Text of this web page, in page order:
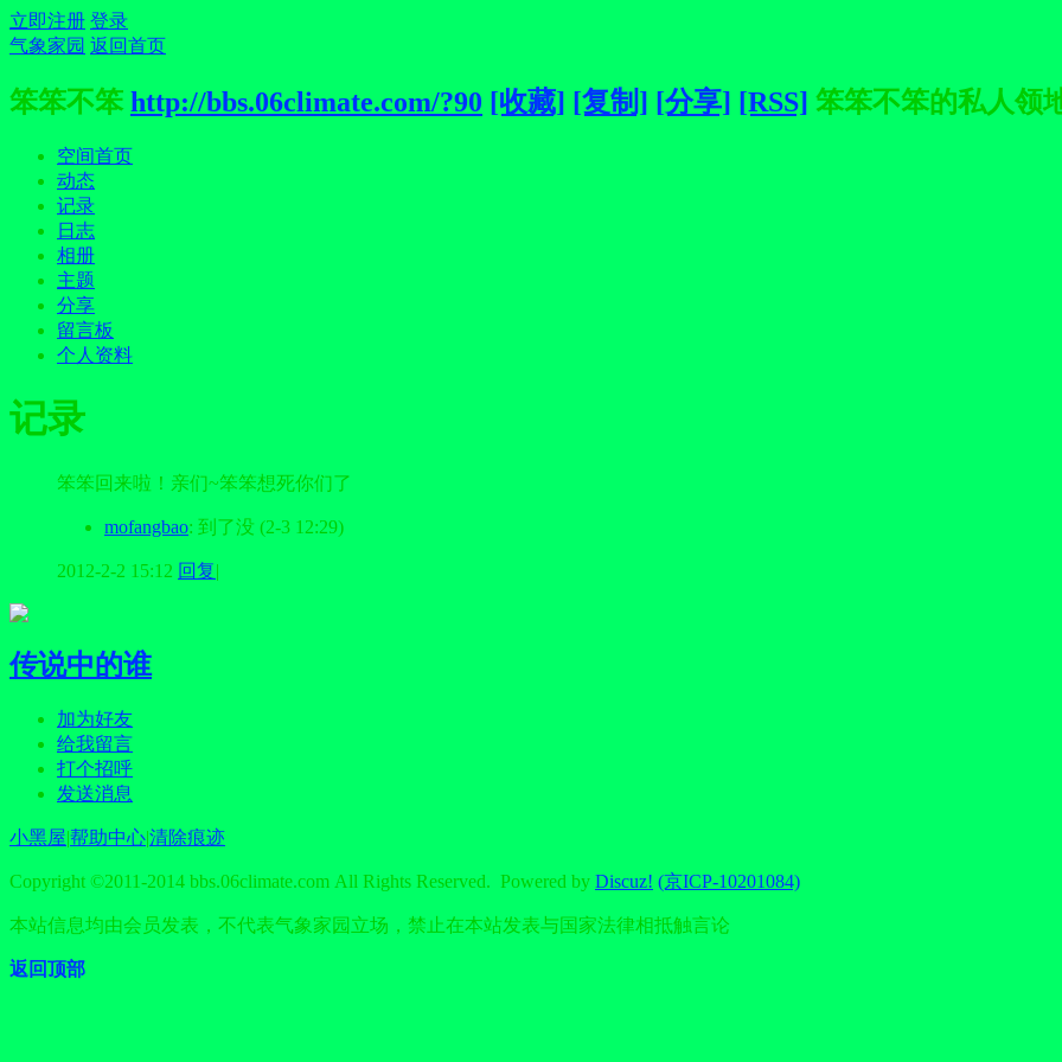
立即注册 登录
气象家园 返回首页
笨笨不笨 http://bbs.06climate.com/?90 [收藏] [复制] [分享] [RSS] 笨笨不笨的私人领
空间首页
动态
记录
日志
相册
主题
分享
留言板
个人资料
记录
笨笨回来啦！亲们~笨笨想死你们了
mofangbao: 到了没 (2-3 12:29)
2012-2-2 15:12 回复|
传说中的谁
加为好友
给我留言
打个招呼
发送消息
小黑屋|帮助中心|清除痕迹
Copyright ©2011-2014 bbs.06climate.com All Rights Reserved. Powered by Discuz! (京ICP-10201084)
本站信息均由会员发表，不代表气象家园立场，禁止在本站发表与国家法律相抵触言论
返回顶部